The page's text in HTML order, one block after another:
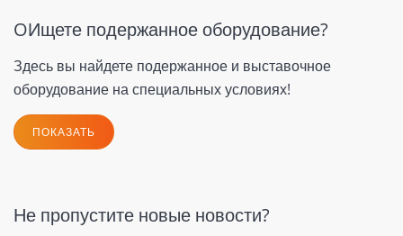
OИщете подержанное оборудование?
Здесь вы найдете подержанное и выставочное
оборудование на специальных условиях!
ПОКАЗАТЬ
Не пропустите новые новости?